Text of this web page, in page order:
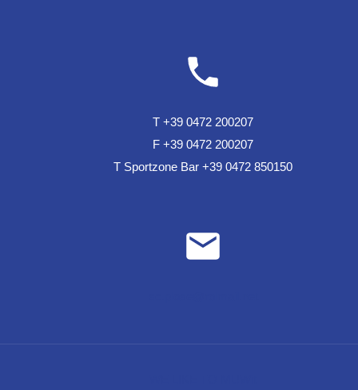
T +39 0472 200207
F +39 0472 200207
T Sportzone Bar +39 0472 850150